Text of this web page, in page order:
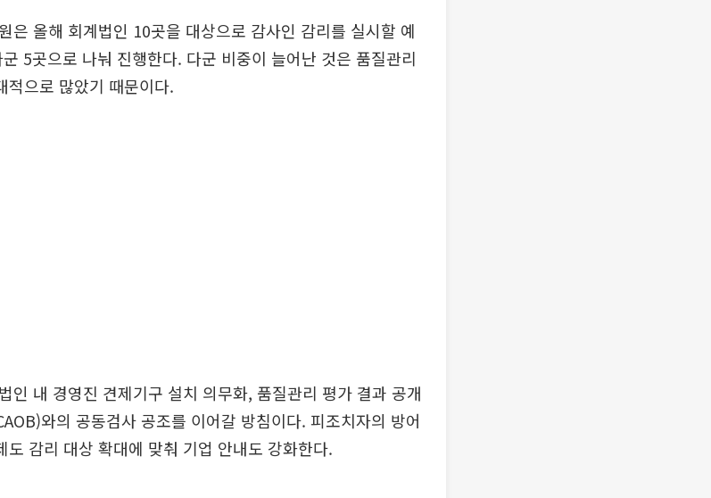
은 올해 회계법인 10곳을 대상으로 감사인 감리를 실시할 예
5곳으로 나눠 진행한다. 다군 비중이 늘어난 것은 품질관리
적으로 많았기 때문이다.
인 내 경영진 견제기구 설치 의무화, 품질관리 평가 결과 공개
와의 공동검사 공조를 이어갈 방침이다. 피조치자의 방어
감리 대상 확대에 맞춰 기업 안내도 강화한다.